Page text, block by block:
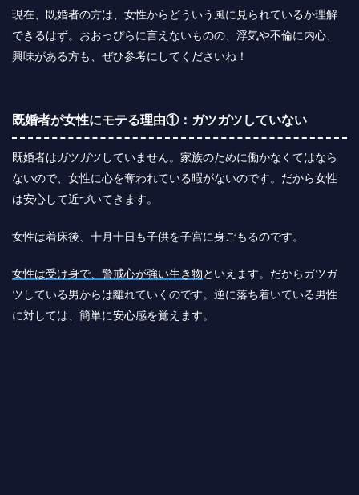
現在、既婚者の方は、女性からどういう風に見られているか理解
できるはず。おおっぴらに言えないものの、浮気や不倫に内心、
興味がある方も、ぜひ参考にしてくださいね！
既婚者が女性にモテる理由①：ガツガツしていない
既婚者はガツガツしていません。家族のために働かなくてはなら
ないので、女性に心を奪われている暇がないのです。だから女性
は安心して近づいてきます。
女性は着床後、十月十日も子供を子宮に身ごもるのです。
女性は受け身で、警戒心が強い生き物 といえます。だからガツガ
ツしている男からは離れていくのです。逆に落ち着いている男性
に対しては、簡単に安心感を覚えます。